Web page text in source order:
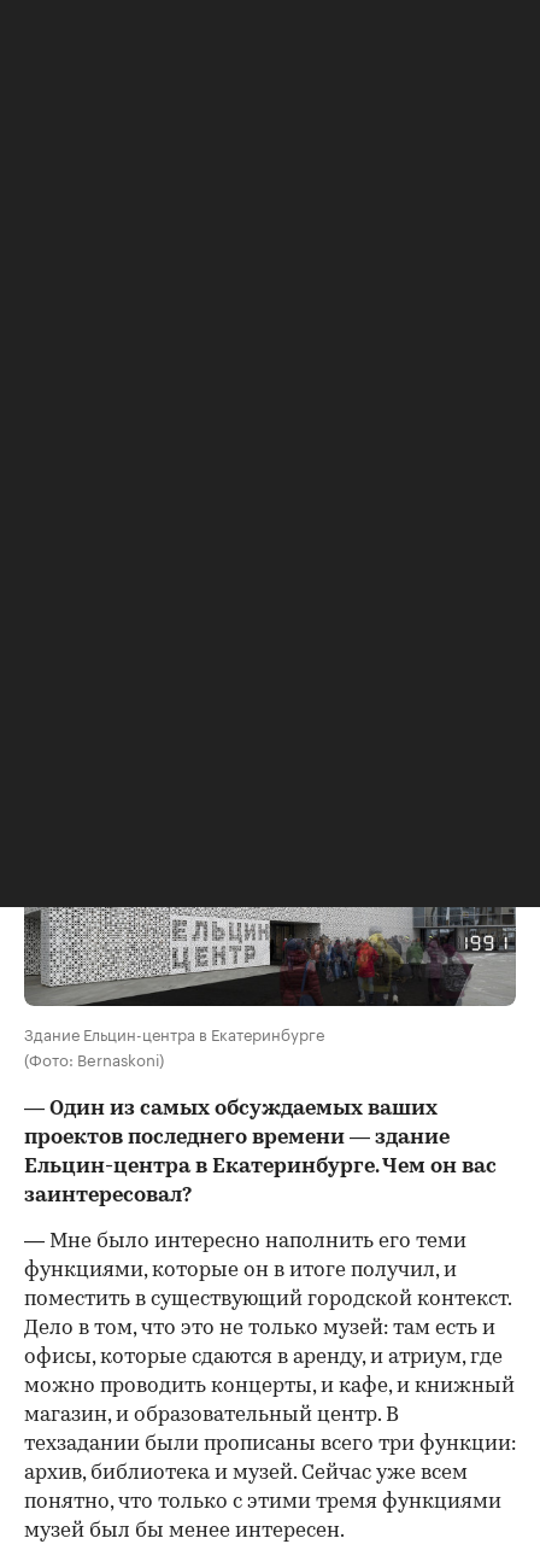
Здание Ельцин-центра в Екатеринбурге
(Фото: Bernaskoni)
— Один из самых обсуждаемых ваших
проектов последнего времени — здание
Ельцин-центра в Екатеринбурге. Чем он вас
заинтересовал?
— Мне было интересно наполнить его теми
функциями, которые он в итоге получил, и
поместить в существующий городской контекст.
Дело в том, что это не только музей: там есть и
офисы, которые сдаются в аренду, и атриум, где
можно проводить концерты, и кафе, и книжный
магазин, и образовательный центр. В
техзадании были прописаны всего три функции:
архив, библиотека и музей. Сейчас уже всем
понятно, что только с этими тремя функциями
музей был бы менее интересен.